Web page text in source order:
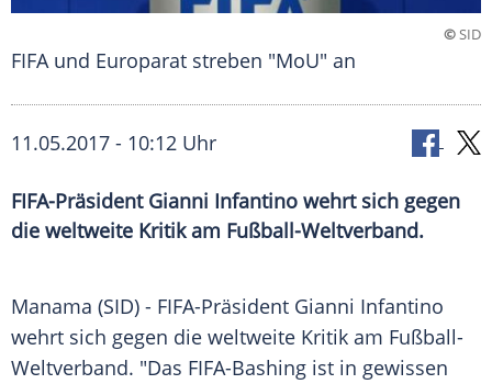
©SID
FIFA und Europarat streben "MoU" an
11.05.2017 - 10:12 Uhr
FIFA-Präsident Gianni Infantino wehrt sich gegen
die weltweite Kritik am Fußball-Weltverband.
Manama (SID) - FIFA-Präsident Gianni Infantino
wehrt sich gegen die weltweite Kritik am Fußball-
Weltverband. "Das FIFA-Bashing ist in gewissen